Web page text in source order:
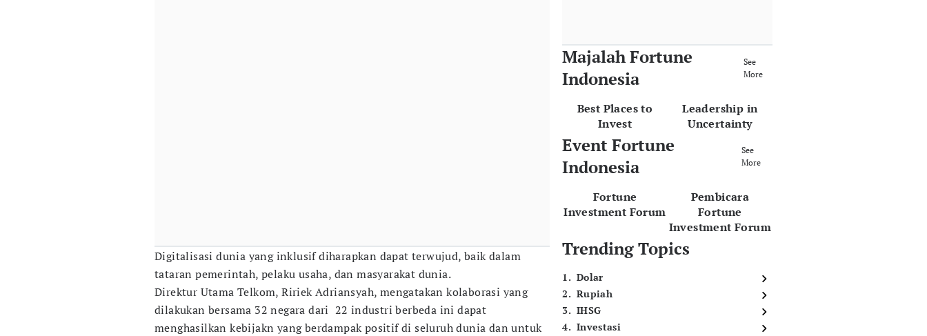
Digitalisasi dunia yang inklusif diharapkan dapat terwujud, baik dalam
tataran pemerintah, pelaku usaha, dan masyarakat dunia.
Direktur Utama Telkom, Ririek Adriansyah, mengatakan kolaborasi yang
dilakukan bersama 32 negara dari 22 industri berbeda ini dapat
menghasilkan kebijakn yang berdampak positif di seluruh dunia dan untuk
Majalah Fortune
Indonesia
See
More
Best Places to
Invest
Leadership in
Uncertainty
Event Fortune
Indonesia
See
More
Fortune
Investment Forum
Pembicara
Fortune
Investment Forum
Trending Topics
1. Dolar
2. Rupiah
3. IHSG
4. Investasi